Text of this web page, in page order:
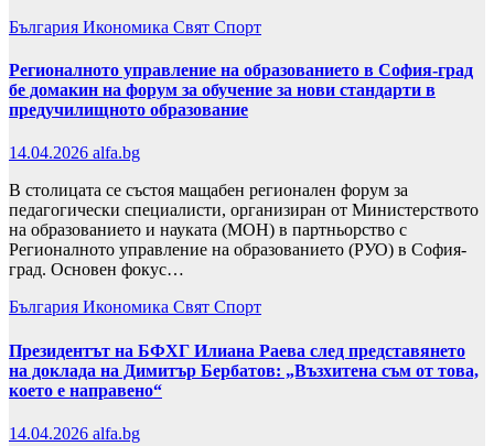
България Икономика Свят Спорт
Регионалното управление на образованието в София-град
бе домакин на форум за обучение за нови стандарти в
предучилищното образование
14.04.2026 alfa.bg
В столицата се състоя мащабен регионален форум за
педагогически специалисти, организиран от Министерството
на образованието и науката (МОН) в партньорство с
Регионалното управление на образованието (РУО) в София-
град. Основен фокус…
България Икономика Свят Спорт
Президентът на БФХГ Илиана Раева след представянето
на доклада на Димитър Бербатов: „Възхитена съм от това,
което е направено“
14.04.2026 alfa.bg